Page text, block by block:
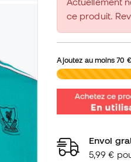
ce produit.
Ajoutez au moins70 €
0,00 €
Envoi
5,99 €